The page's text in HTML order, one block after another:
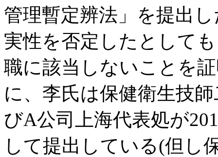
管理暫定辨法」を提出
実性を否定したとして
職に該当しないことを
に、李氏は保健衛生技
びA公司上海代表処が
して提出している(但し